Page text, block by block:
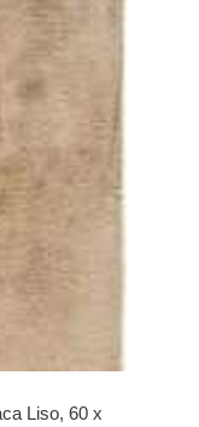
Liso, 60 x